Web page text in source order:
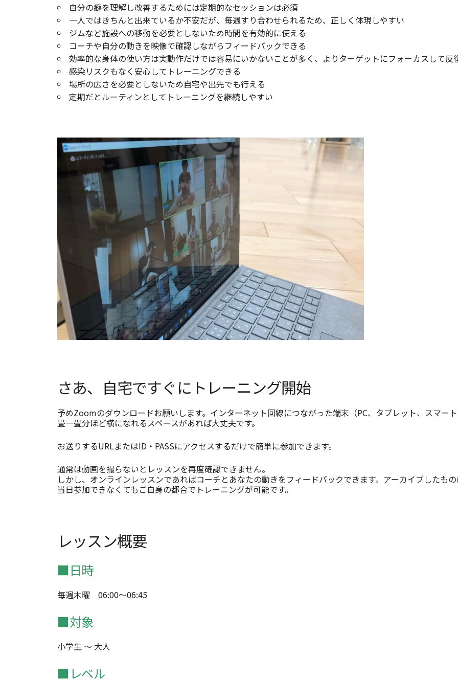
自分の癖を理解し改善するためには定期的なセッションは必須
一人ではきちんと出来ているか不安だが、毎週すり合わせられるため、正しく体現しやすい
ジムなど施設への移動を必要としないため時間を有効的に使える
コーチや自分の動きを映像で確認しながらフィードバックできる
効率的な身体の使い方は実動作だけでは容易にいかないことが多く、よりターゲットにフォーカスして反
感染リスクもなく安心してトレーニングできる
場所の広さを必要としないため自宅や出先でも行える
定期だとルーティンとしてトレーニングを継続しやすい
さあ、自宅ですぐにトレーニング開始
予めZoomのダウンロードお願いします。インターネット回線につながった端末（PC、タブレット、スマー
畳一畳分ほど横になれるスペースがあれば大丈夫です。
お送りするURLまたはID・PASSにアクセスするだけで簡単に参加できます。
通常は動画を撮らないとレッスンを再度確認できません。
しかし、オンラインレッスンであればコーチとあなたの動きをフィードバックできます。アーカイブしたも
当日参加できなくてもご自身の都合でトレーニングが可能です。
レッスン概要
■日時
毎週木曜 06:00～06:45
■対象
小学生 ～ 大人
■レベル